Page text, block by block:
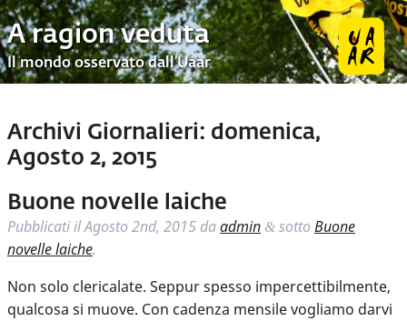
A ragion veduta
Il mondo osservato dall’Uaar
Archivi Giornalieri: domenica,
Agosto 2, 2015
Buone novelle laiche
Pubblicati ilAgosto 2nd, 2015 daadmin & sotto Buone
novelle laiche.
Non solo clericalate. Seppur spesso impercettibilmente,
qualcosa si muove. Con cadenza mensile vogliamo darvi